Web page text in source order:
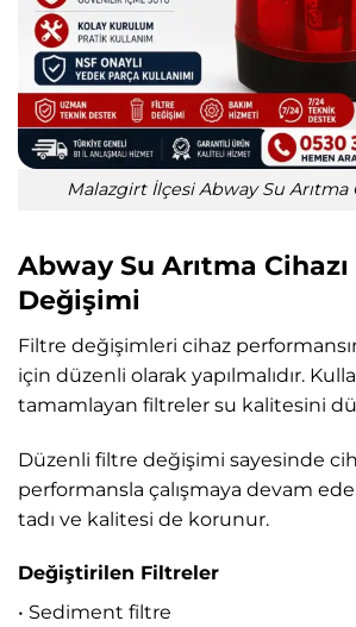
Malazgirt İlçesi Abway Su Arıtma
Abway Su Arıtma
Değişimi
Filtre değişimleri cihaz
için düzenli olarak yapılmalıdır.
tamamlayan filtreler su kalitesini
Düzenli filtre değişimi sayesinde
performansla çalışmaya devam
tadı ve kalitesi de korunur.
Değiştirilen Filtreler
• Sediment filtre